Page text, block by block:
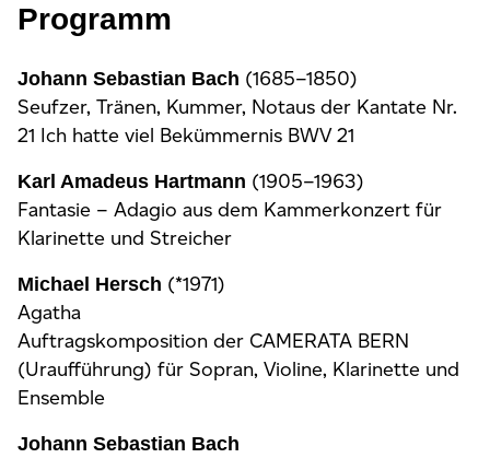
Programm
Johann Sebastian Bach (1685–1850)
Seufzer, Tränen, Kummer, Notaus der Kantate Nr.
21 Ich hatte viel Bekümmernis BWV 21
Karl Amadeus Hartmann (1905–1963)
Fantasie – Adagio aus dem Kammerkonzert für
Klarinette und Streicher
Michael Hersch (*1971)
Agatha
Auftragskomposition der CAMERATA BERN
(Uraufführung) für Sopran, Violine, Klarinette und
Ensemble
Johann Sebastian Bach